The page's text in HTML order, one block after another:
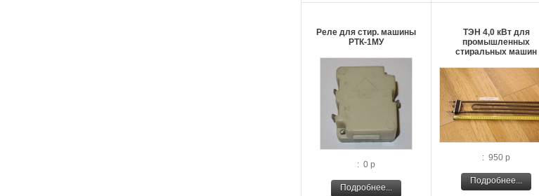
Реле для стир. машины
РТК-1МУ
: 0 р
Подробнее...
ТЭН 4,0 кВт для
промышленных
стиральных машин
: 950 р
Подробнее...